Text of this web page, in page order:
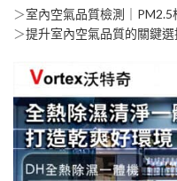
＞室內空氣品質檢測｜
＞提升室內空氣品質的關鍵